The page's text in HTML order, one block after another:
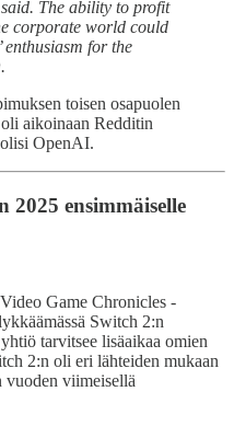
The ability to profit
corporate world could
enthusiasm for the
toisen osapuolen
aikoinaan Redditin
OpenAI.
ensimmäiselle
Game Chronicles -
Switch 2:n
tarvitsee lisäaikaa omien
2:n oli eri lähteiden mukaan
vuoden viimeisellä